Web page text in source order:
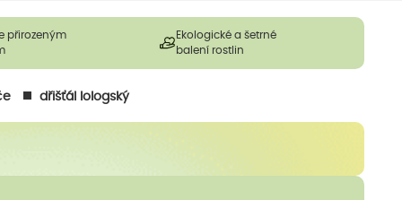
přirozeným
Ekologické a šetrné
balení rostlin
dřišťál lologský